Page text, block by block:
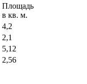
Площадь
в кв. м.
4,2
2,1
5,12
2,56